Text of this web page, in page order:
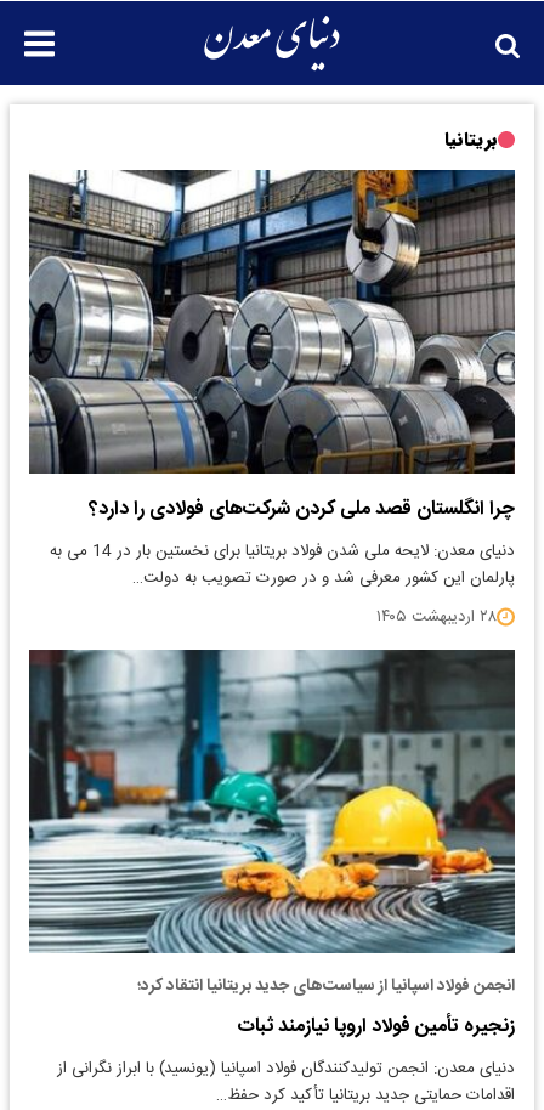
بریتانیا
چرا انگلستان قصد ملی کردن شرکت‌های فولادی را دارد؟
دنیای معدن: لایحه ملی شدن فولاد بریتانیا برای نخستین بار در 14 می به
پارلمان این کشور معرفی شد و در صورت تصویب به دولت…
۲۸ اردیبهشت ۱۴۰۵
انجمن فولاد اسپانیا از سیاست‌های جدید بریتانیا انتقاد کرد؛
زنجیره تأمین فولاد اروپا نیازمند ثبات
دنیای معدن: انجمن تولیدکنندگان فولاد اسپانیا (یونسید) با ابراز نگرانی از
اقدامات حمایتی جدید بریتانیا تأکید کرد حفظ…